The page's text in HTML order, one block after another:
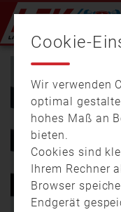
Cookie-
Wir verwenden
optimal
hohes Maß an
bieten.
Cookies sind
Ihrem Rechner
Browser
Endgerät